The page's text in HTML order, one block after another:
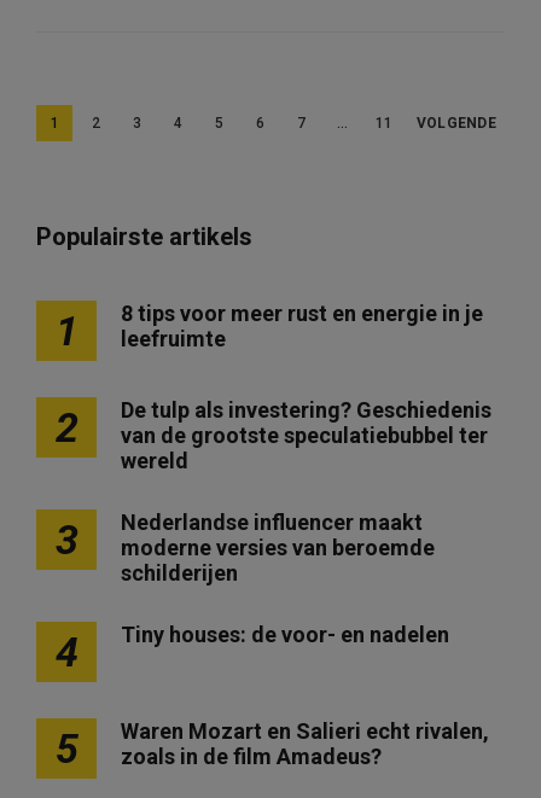
B
i
h
p
i
r
i
1 2 3 4 5 6 7 … 11 VOLGENDE
Populairste artikels
1
8 tips voor meer rust en energie in je
leefruimte
2
De tulp als investering? Geschiedenis
van de grootste speculatiebubbel ter
wereld
3
Nederlandse influencer maakt
moderne versies van beroemde
schilderijen
4 Tiny houses: de voor- en nadelen
5
Waren Mozart en Salieri echt rivalen,
zoals in de film Amadeus?